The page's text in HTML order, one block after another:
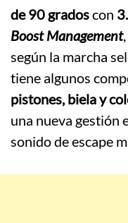
de 90 gradoscon
Boost Management
según la marcha
tiene algunos
pistones, biela y
una nueva gestión
sonido de escape